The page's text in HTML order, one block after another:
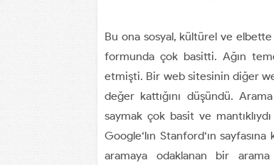
Bu ona sosyal, kültürel ve elbette
formunda çok basitti. Ağın
etmişti. Bir web sitesinin diğer
değer kattığını düşündü.
saymak çok basit ve
Google‘lın Stanford‘ın
aramaya odaklanan bir